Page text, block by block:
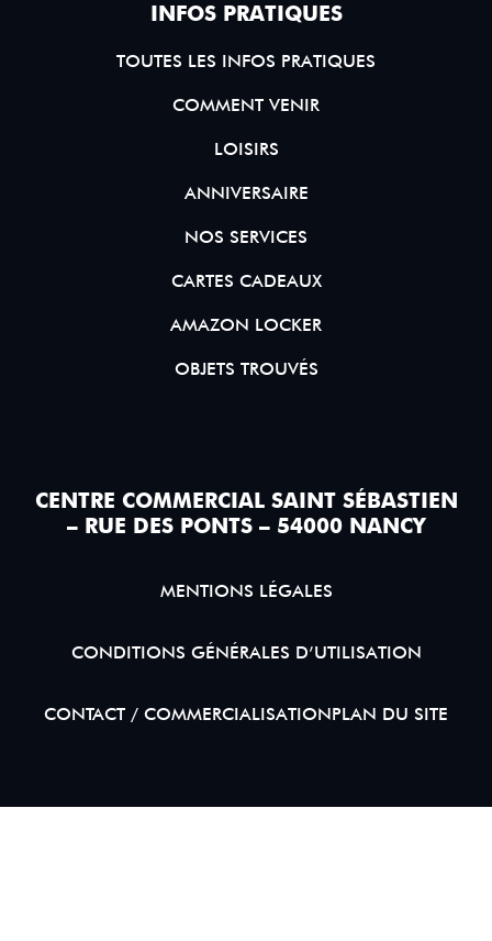
INFOS PRATIQUES
TOUTES LES INFOS PRATIQUES
COMMENT VENIR
LOISIRS
ANNIVERSAIRE
NOS SERVICES
CARTES CADEAUX
AMAZON LOCKER
OBJETS TROUVÉS
CENTRE COMMERCIAL SAINT SÉBASTIEN
– RUE DES PONTS – 54000 NANCY
MENTIONS LÉGALES
CONDITIONS GÉNÉRALES D’UTILISATION
CONTACT / COMMERCIALISATIONPLAN DU SITE